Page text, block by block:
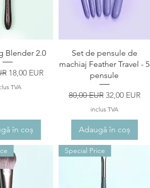
rapidă
Blender 2.0
Preț redus
18,00 EUR
TVA
în coș
Afișare rapidă
Set de pensule de
machiaj Feather Travel - 5
pensule
Preț normal
80,00 EUR Preț redus
32,00 EUR
inclus TVA
Adaugă în coș
Special Price